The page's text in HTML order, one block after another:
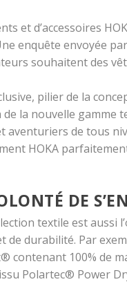
et d’accessoires
enquête envoyée
souhaitent des
pilier de la
la nouvelle gamme
aventuriers de tous
HOKA
DE
textile est aussi
de durabilité. Par
contenant 100% de
Polartec® Power